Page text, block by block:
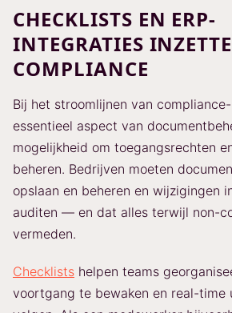
CHECKLISTS EN ERP-
INTEGRATIES
COMPLIANCE
Bij het stroomlijnen van
essentieel aspect van
mogelijkheid om toegangsrechten
beheren. Bedrijven moeten
opslaan en beheren en wijzigingen
auditen — en dat alles terwijl non-
vermeden.
Checklists helpen teams
voortgang te bewaken en real-time